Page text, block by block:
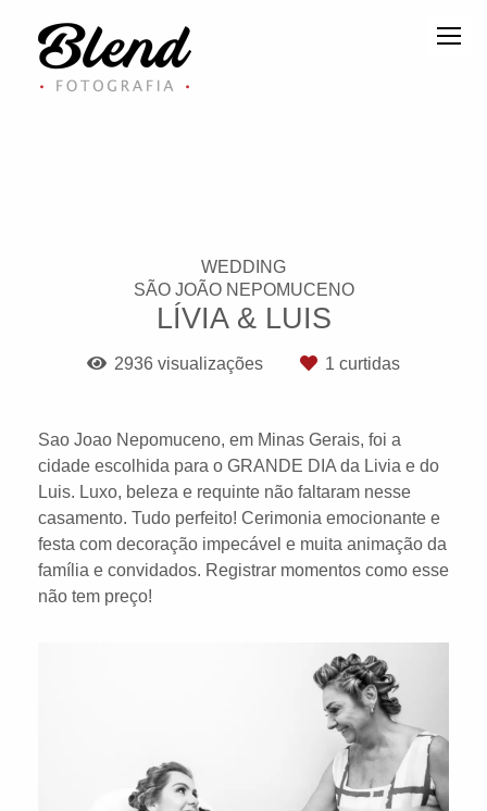
WEDDING
SÃO JOÃO NEPOMUCENO
LÍVIA & LUIS
2936 visualizações 1 curtidas
Sao Joao Nepomuceno, em Minas Gerais, foi a
cidade escolhida para o GRANDE DIA da Livia e do
Luis. Luxo, beleza e requinte não faltaram nesse
casamento. Tudo perfeito! Cerimonia emocionante e
festa com decoração impecável e muita animação da
família e convidados. Registrar momentos como esse
não tem preço!